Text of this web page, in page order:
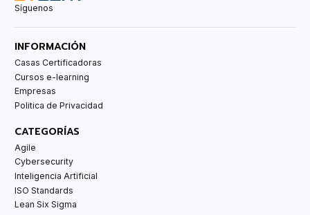
Síguenos
INFORMACIÓN
Casas Certificadoras
Cursos e-learning
Empresas
Politica de Privacidad
CATEGORÍAS
Agile
Cybersecurity
Inteligencia Artificial
ISO Standards
Lean Six Sigma